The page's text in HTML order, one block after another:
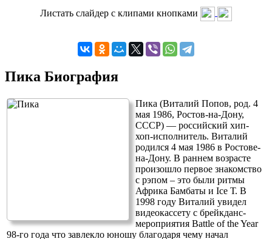
Листать слайдер с клипами кнопками
Пика Биография
Пика (Виталий Попов, род. 4
мая 1986, Ростов-на-Дону,
СССР) — российский хип-
хоп-исполнитель. Виталий
родился 4 мая 1986 в Ростове-
на-Дону. В раннем возрасте
произошло первое знакомство
с рэпом – это были ритмы
Африка Бамбаты и Ice Т. В
1998 году Виталий увидел
видеокассету с брейкданс-
мероприятия Battle of the Year
98-го года что завлекло юношу благодаря чему начал